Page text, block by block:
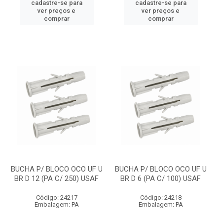
cadastre-se para
ver preços e
comprar
cadastre-se para
ver preços e
comprar
BUCHA P/ BLOCO OCO UF U
BR D 12 (PA C/ 250) USAF
Código: 24217
Embalagem: PA
BUCHA P/ BLOCO OCO UF U
BR D 6 (PA C/ 100) USAF
Código: 24218
Embalagem: PA